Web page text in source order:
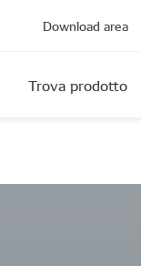
Download area
Trova prodotto